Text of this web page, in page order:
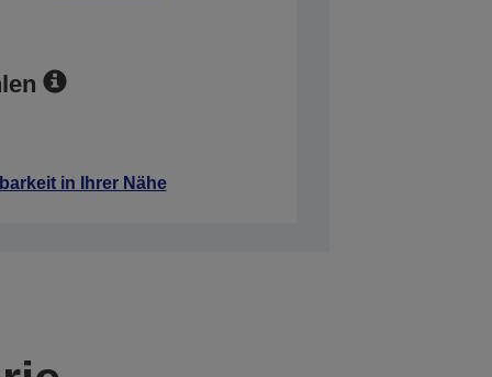
in Ihrer Nähe